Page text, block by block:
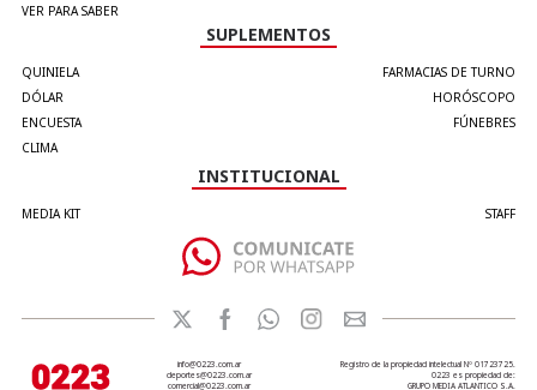
VER PARA SABER
SUPLEMENTOS
QUINIELA
DÓLAR
ENCUESTA
CLIMA
FARMACIAS DE TURNO
HORÓSCOPO
FÚNEBRES
INSTITUCIONAL
MEDIA KIT STAFF
info@0223.com.ar
deportes@0223.com.ar
comercial@0223.com.ar
Registro de la propiedad intelectual Nº 01723725.
0223 es propiedad de:
GRUPO MEDIA ATLANTICO S.A.